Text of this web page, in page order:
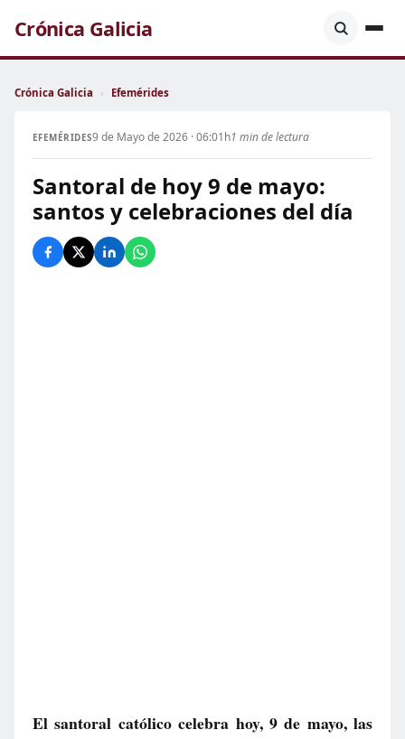
Crónica Galicia
Crónica Galicia › Efemérides
EFEMÉRIDES9 de Mayo de 2026 · 06:01h1 min de lectura
Santoral de hoy 9 de mayo:
santos y celebraciones del día
El santoral católico celebra hoy, 9 de mayo, las